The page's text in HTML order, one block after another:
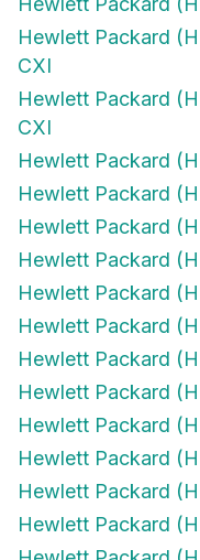
Hewlett Packard
CXI
Hewlett Packard
CXI
Hewlett Packard
Hewlett Packard
Hewlett Packard
Hewlett Packard
Hewlett Packard
Hewlett Packard
Hewlett Packard
Hewlett Packard
Hewlett Packard
Hewlett Packard
Hewlett Packard
Hewlett Packard